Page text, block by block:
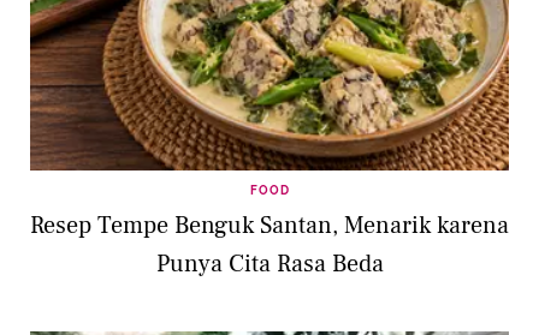
FOOD
Resep Tempe Benguk Santan, Menarik karena
Punya Cita Rasa Beda